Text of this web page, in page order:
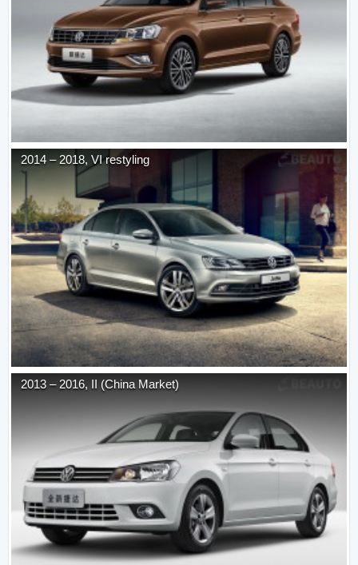
2014 – 2018, VI restyling
2013 – 2016, II (China Market)